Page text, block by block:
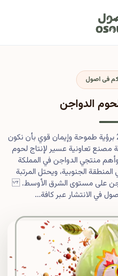
فى اصول
الدواجن
بدأت رحلتنا في أصول عام 2013 برؤية طموحة وإيمان قوي بأن نكون
مصنع تعاونية عسير لإنتاج لحوم
منتجي الدواجن في المملكة
الجنوبية، ويحتل المرتبة
على مستوى الشرق الأوسط.
في الانتشار عبر كافة...